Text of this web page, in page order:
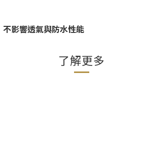
不影響透氣與防水性能
了解更多